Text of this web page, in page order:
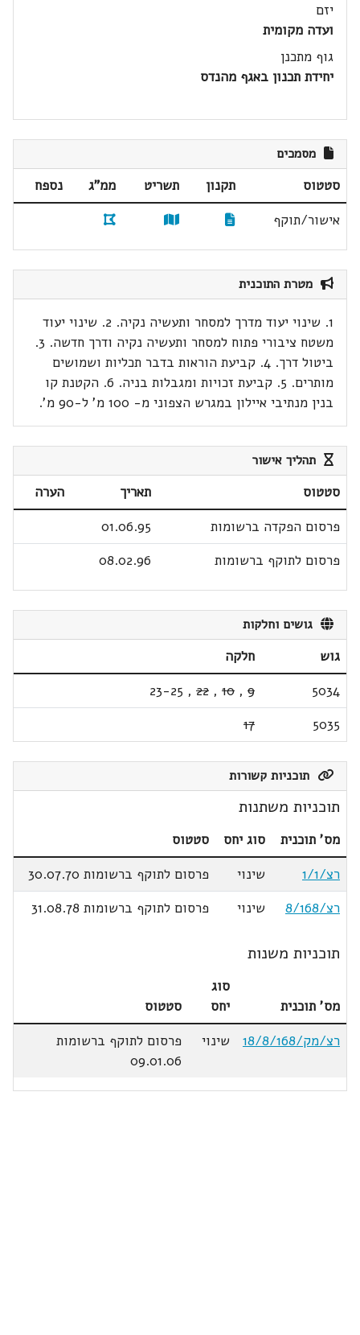
יזם
ועדה מקומית
גוף מתכנן
יחידת תכנון באגף מהנדס
מסמכים
סטטוס תקנון תשריט ממ"ג
נספח
אישור/תוקף
מטרת התוכנית
1. שינוי יעוד מדרך למסחר ותעשיה נקיה. 2. שינוי יעוד
משטח ציבורי פתוח למסחר ותעשיה נקיה ודרך חדשה. 3.
ביטול דרך. 4. קביעת הוראות בדבר תכליות ושמושים
מותרים. 5. קביעת זכויות ומגבלות בניה. 6. הקטנת קו
בנין מנתיבי איילון במגרש הצפוני מ- 100 מ' ל-90 מ'.
תהליך אישור
סטטוס תאריך
הערה
פרסום הפקדה ברשומות
01.06.95
פרסום לתוקף ברשומות
08.02.96
גושים וחלקות
גוש
חלקה
5034
9
,
10
,
22
,
23-25
5035
17
תוכניות קשורות
תוכניות משתנות
מס' תוכנית סוג יחס
סטטוס
רצ/1/1
שינוי
פרסום לתוקף ברשומות 30.07.70
רצ/8/168
שינוי פרסום לתוקף ברשומות 31.08.78
תוכניות משנות
מס' תוכנית
סוג
יחס
סטטוס
רצ/מק/18/8/168
שינוי
פרסום לתוקף ברשומות
09.01.06